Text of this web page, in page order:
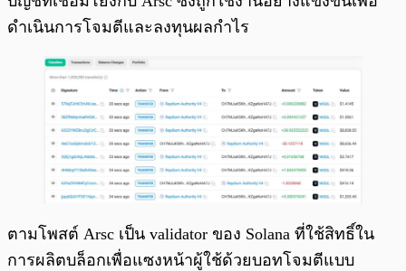
ดำเนินการโจมตีและลงทุนผลกำไร
ตามโพสต์ Arsc เป็น validator ของ Solana ที่ใช้สิทธิ์ใน
การผลิตบล็อกเพื่อแซงหน้าผู้ใช้ด้วยบอทโจมตีแบบ